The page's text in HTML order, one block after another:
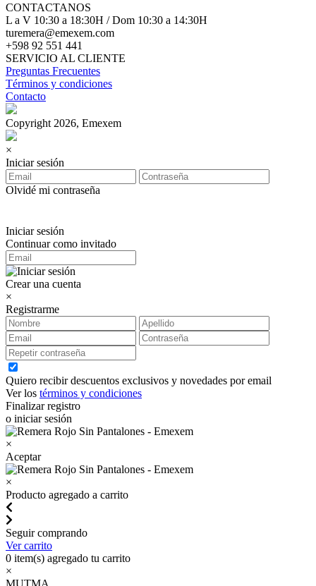
CONTACTANOS
L a V 10:30 a 18:30H / Dom 10:30 a 14:30H
turemera@emexem.com
+598 92 551 441
SERVICIO AL CLIENTE
Preguntas Frecuentes
Términos y condiciones
Contacto
Copyright 2026, Emexem
×
Iniciar sesión
Olvidé mi contraseña
Iniciar sesión
Continuar como invitado
Crear una cuenta
×
Registrarme
Quiero recibir descuentos exclusivos y novedades por email
Ver los términos y condiciones
Finalizar registro
o iniciar sesión
×
Aceptar
×
Producto agregado a carrito
Seguir comprando
Ver carrito
0 item(s) agregado tu carrito
×
MUTMA